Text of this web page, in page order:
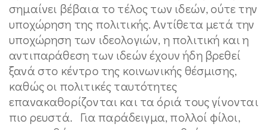
σημαίνει βέβαια το τέλος των ιδεών, ούτε την
υποχώρηση της πολιτικής. Αντίθετα μετά την
υποχώρηση των ιδεολογιών, η πολιτική και η
αντιπαράθεση των ιδεών έχουν ήδη βρεθεί
ξανά στο κέντρο της κοινωνικής θέσμισης,
καθώς οι πολιτικές ταυτότητες
επανακαθορίζονται και τα όριά τους γίνονται
πιο ρευστά. Για παράδειγμα, πολλοί φίλοι,